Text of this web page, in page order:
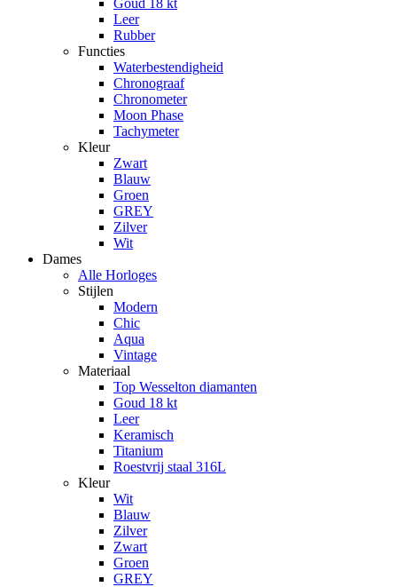
Leer
Rubber
Functies
Waterbestendigheid
Chronograaf
Chronometer
Moon Phase
Tachymeter
Kleur
Zwart
Blauw
Groen
GREY
Zilver
Wit
Dames
Alle Horloges
Stijlen
Modern
Chic
Aqua
Vintage
Materiaal
Top Wesselton diamanten
Goud 18 kt
Leer
Keramisch
Titanium
Roestvrij staal 316L
Kleur
Wit
Blauw
Zilver
Zwart
Groen
GREY